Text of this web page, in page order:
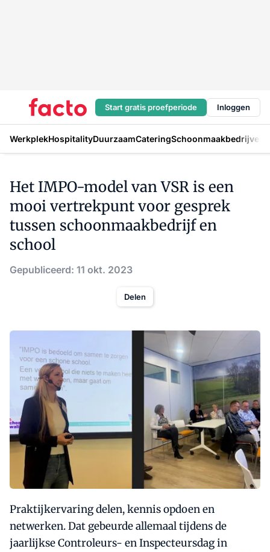
Start gratis proefperiode Inloggen
WerkplekHospitalityDuurzaamCateringSchoonmaakbedrijven
Het IMPO-model van VSR is een
mooi vertrekpunt voor gesprek
tussen schoonmaakbedrijf en
school
Gepubliceerd: 11 okt. 2023
Delen
Praktijkervaring delen, kennis opdoen en
netwerken. Dat gebeurde allemaal tijdens de
jaarlijkse Controleurs- en Inspecteursdag in